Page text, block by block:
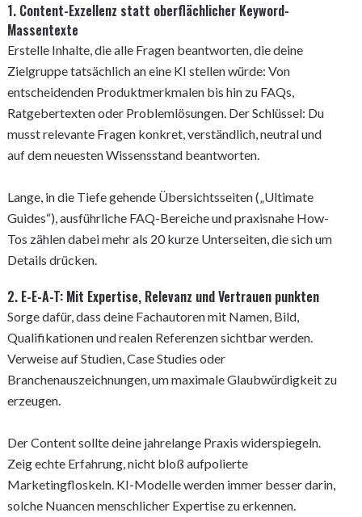
1. Content-Exzellenz statt oberflächlicher Keyword-
Massentexte
Erstelle Inhalte, die alle Fragen beantworten, die deine
Zielgruppe tatsächlich an eine KI stellen würde: Von
entscheidenden Produktmerkmalen bis hin zu FAQs,
Ratgebertexten oder Problemlösungen. Der Schlüssel: Du
musst relevante Fragen konkret, verständlich, neutral und
auf dem neuesten Wissensstand beantworten.
Lange, in die Tiefe gehende Übersichtsseiten („Ultimate
Guides“), ausführliche FAQ-Bereiche und praxisnahe How-
Tos zählen dabei mehr als 20 kurze Unterseiten, die sich um
Details drücken.
2. E-E-A-T: Mit Expertise, Relevanz und Vertrauen punkten
Sorge dafür, dass deine Fachautoren mit Namen, Bild,
Qualifikationen und realen Referenzen sichtbar werden.
Verweise auf Studien, Case Studies oder
Branchenauszeichnungen, um maximale Glaubwürdigkeit zu
erzeugen.
Der Content sollte deine jahrelange Praxis widerspiegeln.
Zeig echte Erfahrung, nicht bloß aufpolierte
Marketingfloskeln. KI-Modelle werden immer besser darin,
solche Nuancen menschlicher Expertise zu erkennen.